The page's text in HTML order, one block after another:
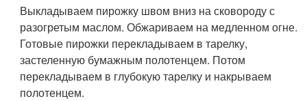
Выкладываем пирожку швом вниз на сковороду с
разогретым маслом. Обжариваем на медленном огне.
Готовые пирожки перекладываем в тарелку,
застеленную бумажным полотенцем. Потом
перекладываем в глубокую тарелку и накрываем
полотенцем.